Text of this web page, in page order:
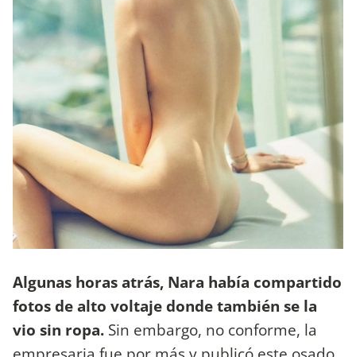
Algunas horas atrás, Nara había compartido
fotos de alto voltaje donde también se la
vio sin ropa. Sin embargo, no conforme, la